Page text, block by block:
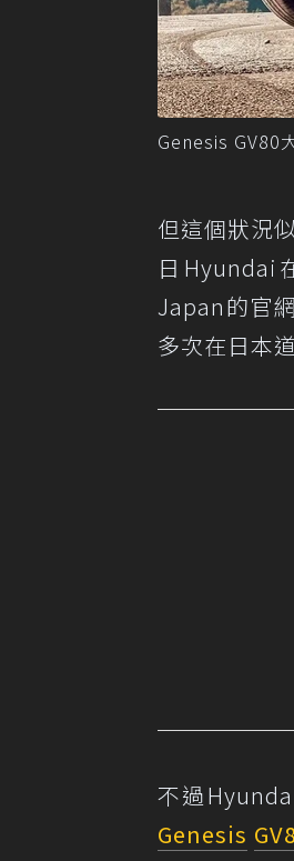
Genesis GV80
但這個狀況
日Hyundai
Japan的官
多次在日本
不過
Genesis